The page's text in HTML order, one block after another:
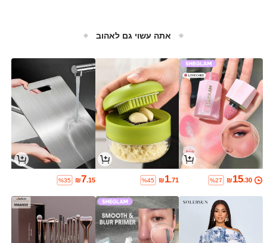
אתה עשוי גם לאהוב
₪15.30
%27
₪1.71
%45
₪7.15
%35